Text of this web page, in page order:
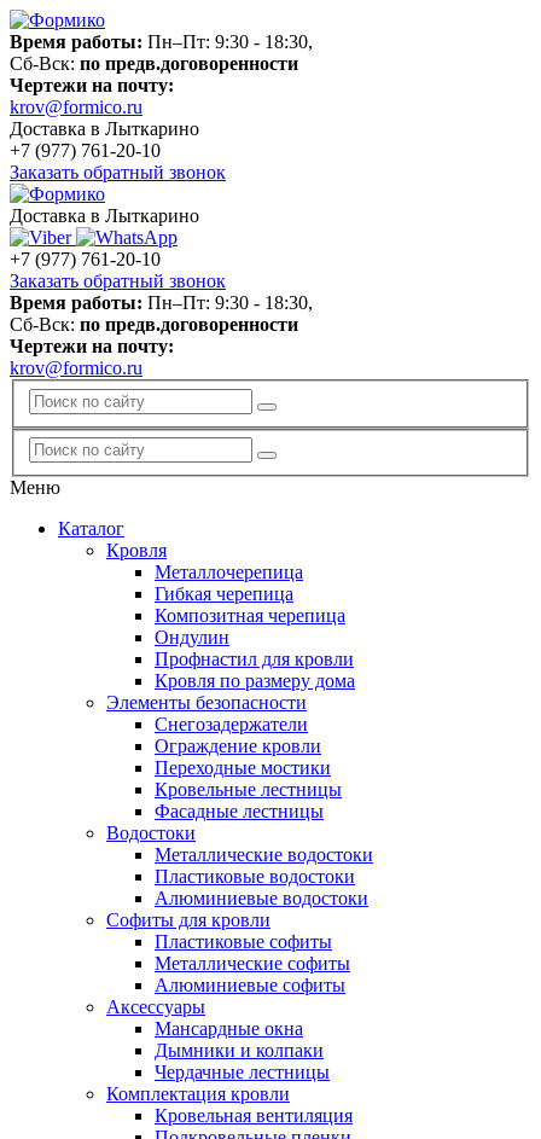
Время работы: Пн–Пт: 9:30 - 18:30,
Сб-Вск: по предв.договоренности
Чертежи на почту:
krov@formico.ru
Доставка в Лыткарино
+7 (977) 761-20-10
Заказать обратный звонок
Доставка в Лыткарино
+7 (977) 761-20-10
Заказать обратный звонок
Время работы: Пн–Пт: 9:30 - 18:30,
Сб-Вск: по предв.договоренности
Чертежи на почту:
krov@formico.ru
Меню
Каталог
Кровля
Металлочерепица
Гибкая черепица
Композитная черепица
Ондулин
Профнастил для кровли
Кровля по размеру дома
Элементы безопасности
Снегозадержатели
Ограждение кровли
Переходные мостики
Кровельные лестницы
Фасадные лестницы
Водостоки
Металлические водостоки
Пластиковые водостоки
Алюминиевые водостоки
Софиты для кровли
Пластиковые софиты
Металлические софиты
Алюминиевые софиты
Аксессуары
Мансардные окна
Дымники и колпаки
Чердачные лестницы
Комплектация кровли
Кровельная вентиляция